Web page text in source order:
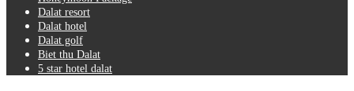
Dalat resort
Dalat hotel
Dalat golf
Biet thu Dalat
5 star hotel dalat